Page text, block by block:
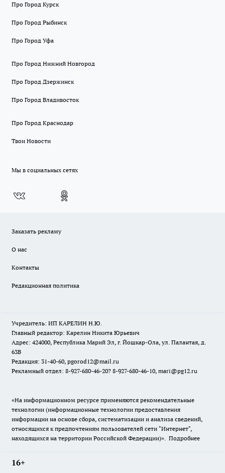
Про Город Курск
Про Город Рыбинск
Про Город Уфа
Про Город Нижний Новгород
Про Город Дзержинск
Про Город Владивосток
Про Город Краснодар
Твои Новости
Мы в социальных сетях
Заказать рекламу
О нас
Контакты
Редакционная политика
Учредитель: ИП КАРЕЛИН Н.Ю.
Главный редактор: Карелин Никита Юрьевич
Адрес: 424000, Республика Марий Эл, г. Йошкар-Ола, ул. Палантая, д.
63В
Редакция: 31-40-60, pgorod12@mail.ru
Рекламный отдел: 8-927-680-46-20? 8-927-680-46-10, mari@pg12.ru
«На информационном ресурсе применяются рекомендательные
технологии (информационные технологии предоставления
информации на основе сбора, систематизации и анализа сведений,
относящихся к предпочтениям пользователей сети "Интернет",
находящихся на территории Российской Федерации)». Подробнее
16+